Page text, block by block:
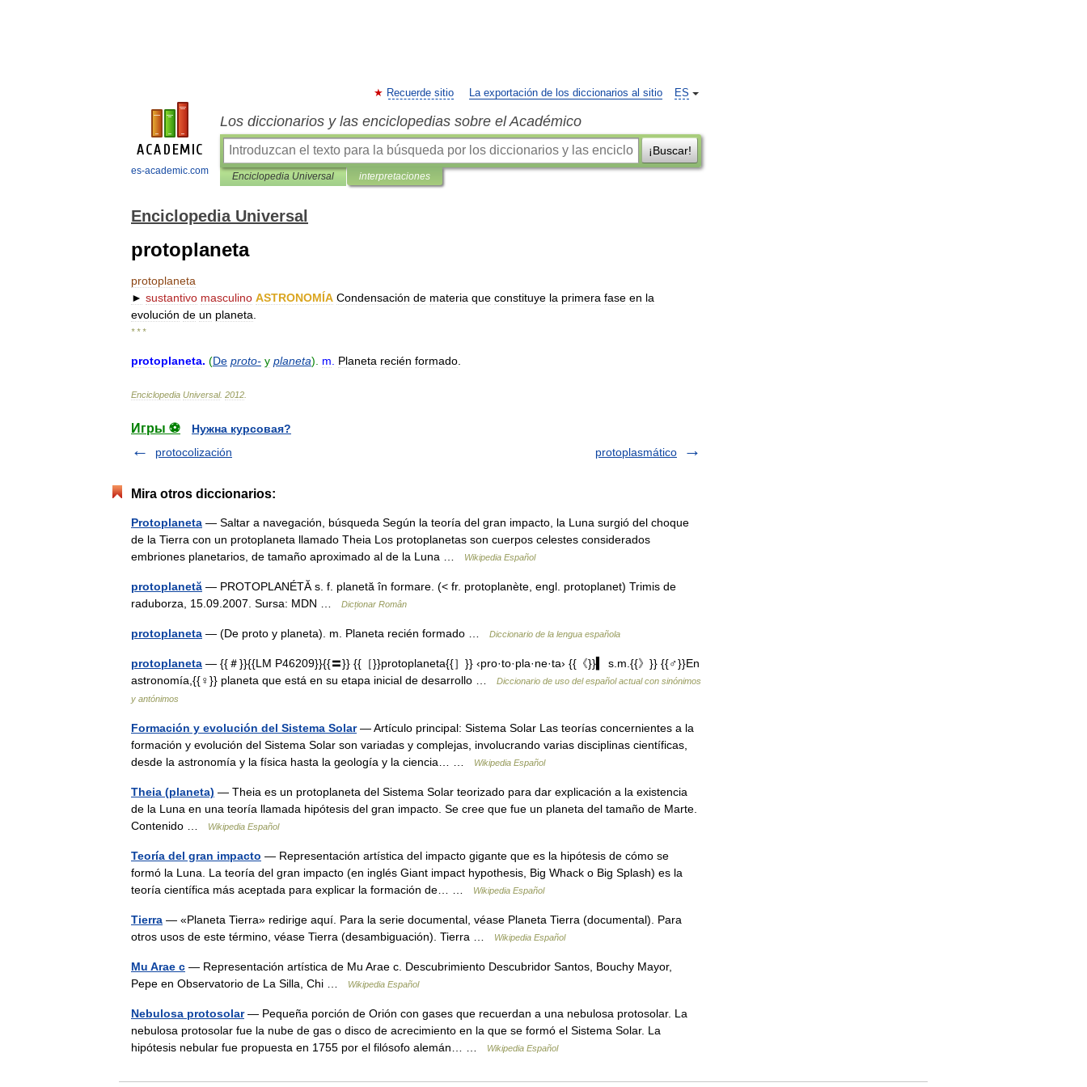
es-academic.com
ES
Recuerde sitio La exportación de los diccionarios al sitio
Los diccionarios y las enciclopedias sobre el Académico
¡Buscar!
Enciclopedia Universal interpretaciones
Enciclopedia Universal
protoplaneta
protoplaneta
► sustantivo masculino ASTRONOMÍA Condensación de materia que constituye la primera fase en la
evolución de un planeta
* * *
protoplaneta. (De proto- y planeta). m Planeta recién formado
Enciclopedia Universal. 2012
Игры ⚽
Нужна курсовая?
protocolización
protoplasmático
Mira otros diccionarios:
Protoplaneta — Saltar a navegación, búsqueda Según la teoría del gran impacto, la Luna surgió del choque
de la Tierra con un protoplaneta llamado Theia Los protoplanetas son cuerpos celestes considerados
embriones planetarios, de tamaño aproximado al de la Luna …
Wikipedia Español
protoplanetă — PROTOPLANÉTĂ s. f. planetă în formare. (< fr. protoplanète, engl. protoplanet) Trimis de
raduborza, 15.09.2007. Sursa: MDN …
Dicționar Român
protoplaneta — (De proto y planeta). m. Planeta recién formado … Diccionario de la lengua española
protoplaneta — {{＃}}{{LM P46209}}{{〓}} {{［}}protoplaneta{{］}} ‹pro·to·pla·ne·ta› {{《}}▍ s.m.{{》}} {{♂}}En
astronomía,{{♀}} planeta que está en su etapa inicial de desarrollo …
Diccionario de uso del español actual con sinónimos
y antónimos
Formación y evolución del Sistema Solar— Artículo principal: Sistema Solar Las teorías concernientes a la
formación y evolución del Sistema Solar son variadas y complejas, involucrando varias disciplinas científicas,
desde la astronomía y la física hasta la geología y la ciencia… …
Wikipedia Español
Theia (planeta) — Theia es un protoplaneta del Sistema Solar teorizado para dar explicación a la existencia
de la Luna en una teoría llamada hipótesis del gran impacto. Se cree que fue un planeta del tamaño de Marte.
Contenido …
Wikipedia Español
Teoría del gran impacto — Representación artística del impacto gigante que es la hipótesis de cómo se
formó la Luna. La teoría del gran impacto (en inglés Giant impact hypothesis, Big Whack o Big Splash) es la
teoría científica más aceptada para explicar la formación de… …
Wikipedia Español
Tierra — «Planeta Tierra» redirige aquí. Para la serie documental, véase Planeta Tierra (documental). Para
otros usos de este término, véase Tierra (desambiguación). Tierra …
Wikipedia Español
Mu Arae c — Representación artística de Mu Arae c. Descubrimiento Descubridor Santos, Bouchy Mayor,
Pepe en Observatorio de La Silla, Chi …
Wikipedia Español
Nebulosa protosolar— Pequeña porción de Orión con gases que recuerdan a una nebulosa protosolar. La
nebulosa protosolar fue la nube de gas o disco de acrecimiento en la que se formó el Sistema Solar. La
hipótesis nebular fue propuesta en 1755 por el filósofo alemán… …
Wikipedia Español